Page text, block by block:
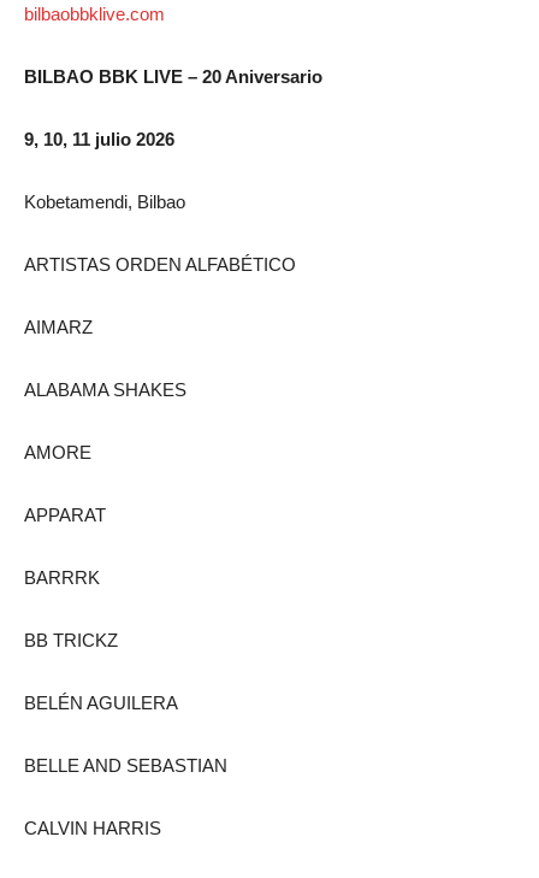
bilbaobbklive.com
BILBAO BBK LIVE – 20 Aniversario
9, 10, 11 julio 2026
Kobetamendi, Bilbao
ARTISTAS ORDEN ALFABÉTICO
AIMARZ
ALABAMA SHAKES
AMORE
APPARAT
BARRRK
BB TRICKZ
BELÉN AGUILERA
BELLE AND SEBASTIAN
CALVIN HARRIS